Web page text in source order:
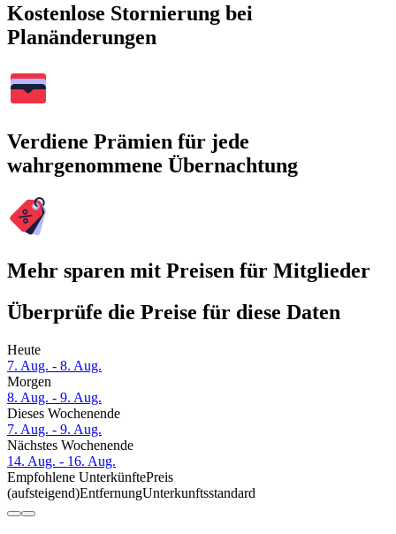
Kostenlose Stornierung bei
Planänderungen
Verdiene Prämien für jede
wahrgenommene Übernachtung
Mehr sparen mit Preisen für Mitglieder
Überprüfe die Preise für diese Daten
Heute
7. Aug. - 8. Aug.
Morgen
8. Aug. - 9. Aug.
Dieses Wochenende
7. Aug. - 9. Aug.
Nächstes Wochenende
14. Aug. - 16. Aug.
Empfohlene UnterkünftePreis
(aufsteigend)EntfernungUnterkunftsstandard